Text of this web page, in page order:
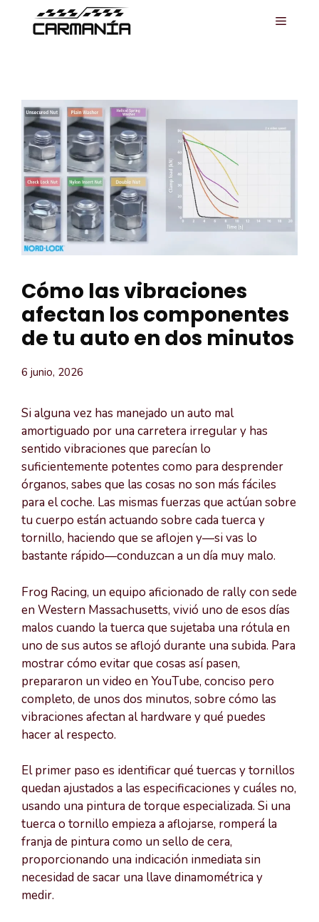
MENÚ
Cómo las vibraciones
afectan los componentes
de tu auto en dos minutos
6 junio, 2026
Si alguna vez has manejado un auto mal
amortiguado por una carretera irregular y has
sentido vibraciones que parecían lo
suficientemente potentes como para desprender
órganos, sabes que las cosas no son más fáciles
para el coche. Las mismas fuerzas que actúan sobre
tu cuerpo están actuando sobre cada tuerca y
tornillo, haciendo que se aflojen y—si vas lo
bastante rápido—conduzcan a un día muy malo.
Frog Racing, un equipo aficionado de rally con sede
en Western Massachusetts, vivió uno de esos días
malos cuando la tuerca que sujetaba una rótula en
uno de sus autos se aflojó durante una subida. Para
mostrar cómo evitar que cosas así pasen,
prepararon un video en YouTube, conciso pero
completo, de unos dos minutos, sobre cómo las
vibraciones afectan al hardware y qué puedes
hacer al respecto.
El primer paso es identificar qué tuercas y tornillos
quedan ajustados a las especificaciones y cuáles no,
usando una pintura de torque especializada. Si una
tuerca o tornillo empieza a aflojarse, romperá la
franja de pintura como un sello de cera,
proporcionando una indicación inmediata sin
necesidad de sacar una llave dinamométrica y
medir.